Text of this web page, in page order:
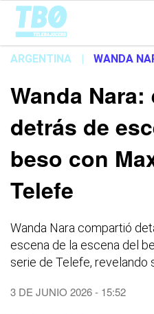
Cargando...
ARGENTINA | WANDA
Wanda
detrás de
beso con
Telefe
Wanda Nara compartió
escena de la escena del
serie de Telefe, revelando
3 DE JUNIO 2026 - 15:52